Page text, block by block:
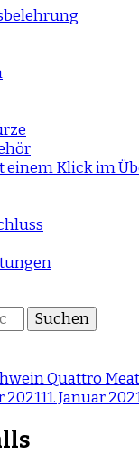
einem Klick im
Quattro
202111. Januar